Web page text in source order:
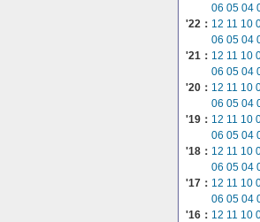
06 05 04
'22： 12 11 10
06 05 04
'21： 12 11 10
06 05 04
'20： 12 11 10
06 05 04
'19： 12 11 10
06 05 04
'18： 12 11 10
06 05 04
'17： 12 11 10
06 05 04
'16： 12 11 10